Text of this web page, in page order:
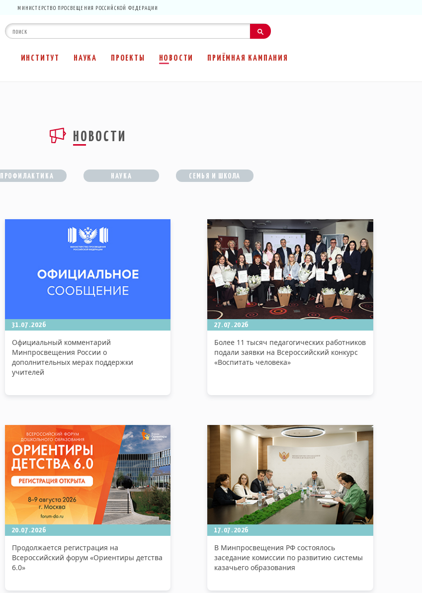
МИНИСТЕРСТВО ПРОСВЕЩЕНИЯ РОССИЙСКОЙ ФЕДЕРАЦИИ
ИНСТИТУТ НАУКА ПРОЕКТЫ НОВОСТИ ПРИЁМНАЯ КАМПАНИЯ
НОВОСТИ
ПРОФИЛАКТИКА НАУКА СЕМЬЯ И ШКОЛА
31.07.2026
Официальный комментарий
Минпросвещения России о
дополнительных мерах поддержки
учителей
27.07.2026
Более 11 тысяч педагогических работников
подали заявки на Всероссийский конкурс
«Воспитать человека»
20.07.2026
Продолжается регистрация на
Всероссийский форум «Ориентиры детства
6.0»
17.07.2026
В Минпросвещения РФ состоялось
заседание комиссии по развитию системы
казачьего образования